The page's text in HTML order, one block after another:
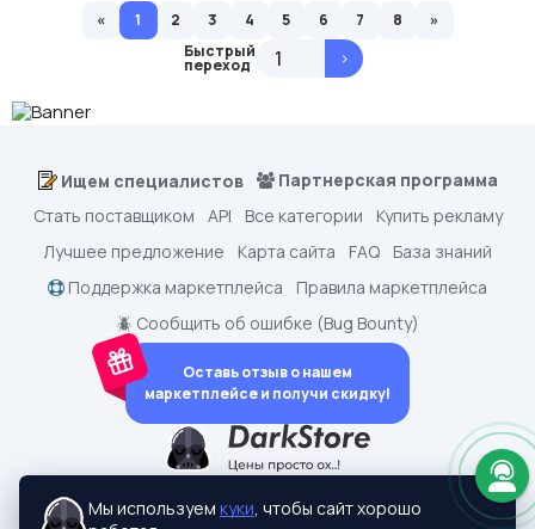
« 1 2 3 4 5 6 7 8
»
Быстрый
переход >
dark.shopping - Маркетплейс аккаунтов
2015-2026 © dark.shopping
Ищем специалистов
Партнерская программа
Стать поставщиком
API Все категории
Купить рекламу
Лучшее предложение
Карта сайта FAQ
База знаний
Поддержка маркетплейса
Правила маркетплейса
🪲 Сообщить об ошибке (Bug Bounty)
Оставь отзыв о нашем
маркетплейсе и получи скидку!
Мы используем куки, чтобы сайт хорошо